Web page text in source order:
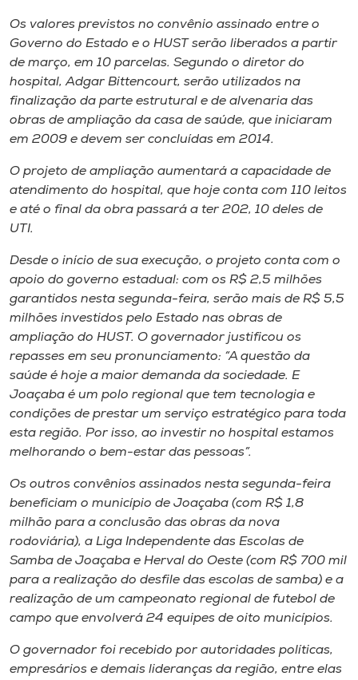
Rádio
Museu
Unoesc
Store
Selecione
A+
A-
Os valores previstos no convênio assinado entre o
Governo do Estado e o HUST serão liberados a partir
de março, em 10 parcelas. Segundo o diretor do
hospital, Adgar Bittencourt, serão utilizados na
finalização da parte estrutural e de alvenaria das
obras de ampliação da casa de saúde, que iniciaram
em 2009 e devem ser concluídas em 2014.
O projeto de ampliação aumentará a capacidade de
atendimento do hospital, que hoje conta com 110 leitos
e até o final da obra passará a ter 202, 10 deles de
UTI.
Desde o início de sua execução, o projeto conta com o
apoio do governo estadual: com os R$ 2,5 milhões
garantidos nesta segunda-feira, serão mais de R$ 5,5
milhões investidos pelo Estado nas obras de
ampliação do HUST. O governador justificou os
repasses em seu pronunciamento: “A questão da
saúde é hoje a maior demanda da sociedade. E
Joaçaba é um polo regional que tem tecnologia e
condições de prestar um serviço estratégico para toda
esta região. Por isso, ao investir no hospital estamos
melhorando o bem-estar das pessoas”.
Os outros convênios assinados nesta segunda-feira
beneficiam o município de Joaçaba (com R$ 1,8
milhão para a conclusão das obras da nova
rodoviária), a Liga Independente das Escolas de
Samba de Joaçaba e Herval do Oeste (com R$ 700 mil
para a realização do desfile das escolas de samba) e a
realização de um campeonato regional de futebol de
campo que envolverá 24 equipes de oito municípios.
O governador foi recebido por autoridades políticas,
empresários e demais lideranças da região, entre elas